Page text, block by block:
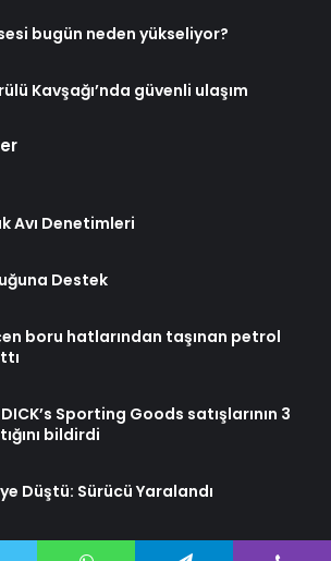
bugün neden yükseliyor?
Kavşağı’nda güvenli ulaşım
Avı Denetimleri
Destek
boru hatlarından taşınan petrol
Sporting Goods satışlarının 3
bildirdi
Düştü: Sürücü Yaralandı